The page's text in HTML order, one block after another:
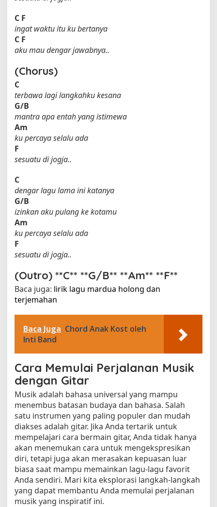
C F
ingat waktu itu ku bertanya
C F
aku mau dengar jawabnya..
(Chorus)
C
terbawa lagi langkahku kesana
G/B
mantra apa entah yang istimewa
Am
ku percaya selalu ada
F
sesuatu di jogja..
C
dengar lagu lama ini katanya
G/B
izinkan aku pulang ke kotamu
Am
ku percaya selalu ada
F
sesuatu di jogja..
(Outro) **C** **G/B** **Am** **F**
Baca juga: lirik lagu mardua holong dan
terjemahan​
Baca Juga Chord Anak Kost oleh
Inti Band
Cara Memulai Perjalanan Musik
dengan Gitar
Musik adalah bahasa universal yang mampu
menembus batasan budaya dan bahasa. Salah
satu instrumen yang paling populer dan mudah
diakses adalah gitar. Jika Anda tertarik untuk
mempelajari cara bermain gitar, Anda tidak hanya
akan menemukan cara untuk mengekspresikan
diri, tetapi juga akan merasakan kepuasan luar
biasa saat mampu memainkan lagu-lagu favorit
Anda sendiri. Mari kita eksplorasi langkah-langkah
yang dapat membantu Anda memulai perjalanan
musik yang inspiratif ini.